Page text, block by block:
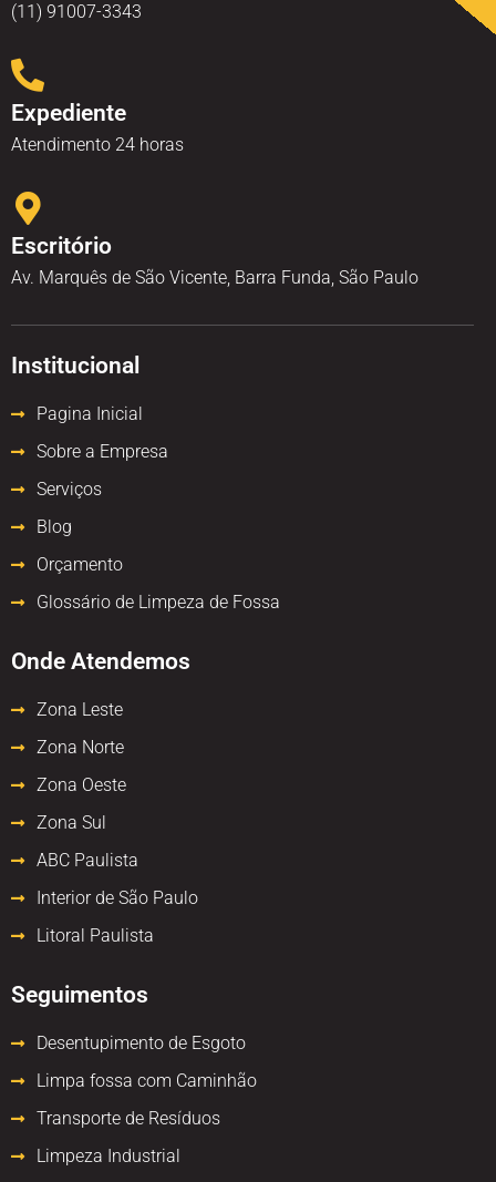
(11) 91007-3343
Expediente
Atendimento 24 horas
Escritório
Av. Marquês de São Vicente, Barra Funda, São Paulo
Institucional
Pagina Inicial
Sobre a Empresa
Serviços
Blog
Orçamento
Glossário de Limpeza de Fossa
Onde Atendemos
Zona Leste
Zona Norte
Zona Oeste
Zona Sul
ABC Paulista
Interior de São Paulo
Litoral Paulista
Seguimentos
Desentupimento de Esgoto
Limpa fossa com Caminhão
Transporte de Resíduos
Limpeza Industrial